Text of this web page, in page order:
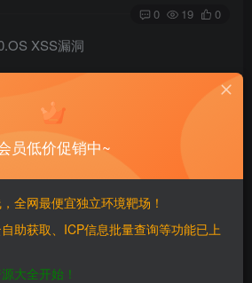
0 19 0
XSS漏洞
Hrm 29.0.0.OS - 'Account
Patil *& Rafal Lykowski
https://icehrm.com/
10 and Kali
29.0.0.OS is vulnerable to
the attack:
browsers (or one with 2 windows -
into the address bar and load
员低价促销中~
全网最便宜独立环境靶场！
助获取、ICP信息批量查询等功能已上
大全开始！